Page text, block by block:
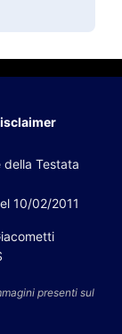
Testata
10/02/2011
presenti sul